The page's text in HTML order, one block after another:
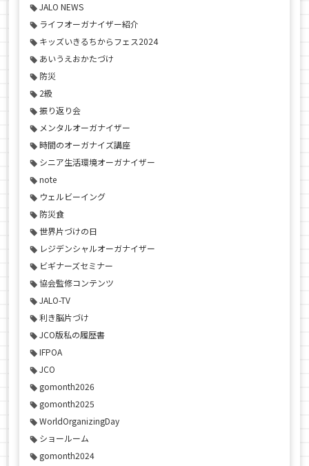
JALO NEWS
ライフオーガナイザー紹介
キッズいきるちからフェス2024
あいうえおかたづけ
防災
2級
振り返り会
メンタルオーガナイザー
時間のオーガナイズ講座
シニア生活環境オーガナイザー
note
ウェルビーイング
防災食
世界片づけの日
レジデンシャルオーガナイザー
ビギナーズセミナー
協会監修コンテンツ
JALO-TV
利き脳片づけ
JCO版私の履歴書
IFPOA
JCO
gomonth2026
gomonth2025
WorldOrganizingDay
ショールーム
gomonth2024